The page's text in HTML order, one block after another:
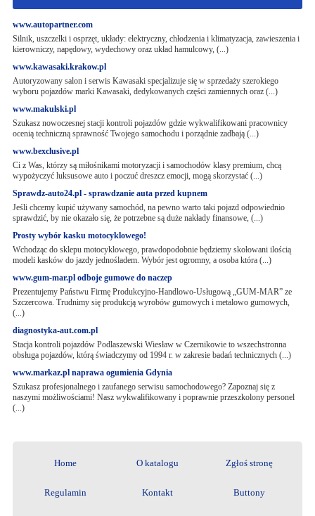
www.autopartner.com
Silnik, uszczelki i osprzęt, układy: elektryczny, chłodzenia i klimatyzacja, zawieszenia i
kierowniczy, napędowy, wydechowy oraz układ hamulcowy, (...)
www.kawasaki.krakow.pl
Autoryzowany salon i serwis Kawasaki specjalizuje się w sprzedaży szerokiego
wyboru pojazdów marki Kawasaki, dedykowanych części zamiennych oraz (...)
www.makulski.pl
Szukasz nowoczesnej stacji kontroli pojazdów gdzie wykwalifikowani pracownicy
ocenią techniczną sprawność Twojego samochodu i porządnie zadbają (...)
www.bexclusive.pl
Ci z Was, którzy są miłośnikami motoryzacji i samochodów klasy premium, chcą
wypożyczyć luksusowe auto i poczuć dreszcz emocji, mogą skorzystać (...)
Sprawdz-auto24.pl - sprawdzanie auta przed kupnem
Jeśli chcemy kupić używany samochód, na pewno warto taki pojazd odpowiednio
sprawdzić, by nie okazało się, że potrzebne są duże nakłady finansowe, (...)
Prosty wybór kasku motocyklowego!
Wchodząc do sklepu motocyklowego, prawdopodobnie będziemy skołowani ilością
modeli kasków do jazdy jednośladem. Wybór jest ogromny, a osoba która (...)
www.gum-mar.pl odboje gumowe do naczep
Prezentujemy Państwu Firmę Produkcyjno-Handlowo-Usługową „GUM-MAR” ze
Szczercowa. Trudnimy się produkcją wyrobów gumowych i metalowo gumowych,
(...)
diagnostyka-aut.com.pl
Stacja kontroli pojazdów Podlaszewski Wiesław w Czernikowie to wszechstronna
obsługa pojazdów, którą świadczymy od 1994 r. w zakresie badań technicznych (...)
www.markaz.pl naprawa ogumienia Gdynia
Szukasz profesjonalnego i zaufanego serwisu samochodowego? Zapoznaj się z
naszymi możliwościami! Nasz wykwalifikowany i poprawnie przeszkolony personel
(...)
Home O katalogu Zgłoś stronę
Regulamin Kontakt Buttony